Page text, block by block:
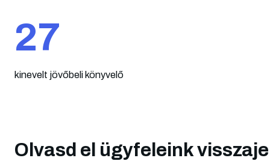
27
kinevelt jövőbeli könyvelő
Olvasd el ügyfeleink